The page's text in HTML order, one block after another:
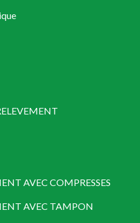
AVEC COMPRESSES
AVEC TAMPON